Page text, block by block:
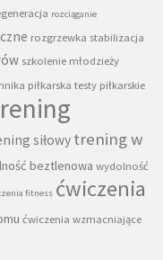
rozciąganie
rozgrzewka stabilizacja
szkolenie młodzieży
piłkarska testy piłkarskie
siłowy trening w
beztlenowa wydolność
fitness ćwiczenia
ćwiczenia wzmacniające